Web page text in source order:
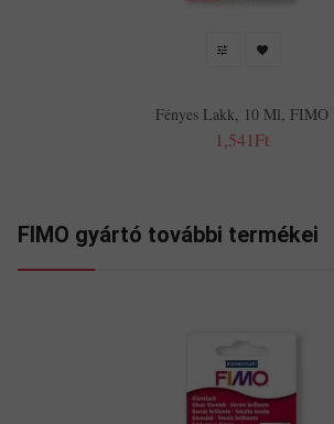
Fényes Lakk, 10 Ml, FIMO
1,541Ft
FIMO gyártó további termékei